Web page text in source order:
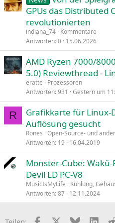
GPUs das Distributed
revolutionierten
indiana_74 Kommentare
Antworten 0 15.06.2026
AMD Ryzen 7000/
5.0) Reviewthread -
eratte
Prozessoren
Antworten 931 Gestern um
R
Grafikkarte für Linux-
Auflösung gesucht
Rones Open-Source- und
Antworten 19 16.04.2019
Monster-Cube:
Devil LD PC-V8
MusicIsMyLife
Kühlung,
Antworten 87 12.11.2024
Facebook Bluesky